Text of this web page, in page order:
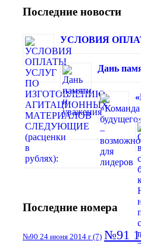
Последние новости
УСЛОВИЯ
Дань
Последние номера
№90 24 июня 2014 г (7) №91